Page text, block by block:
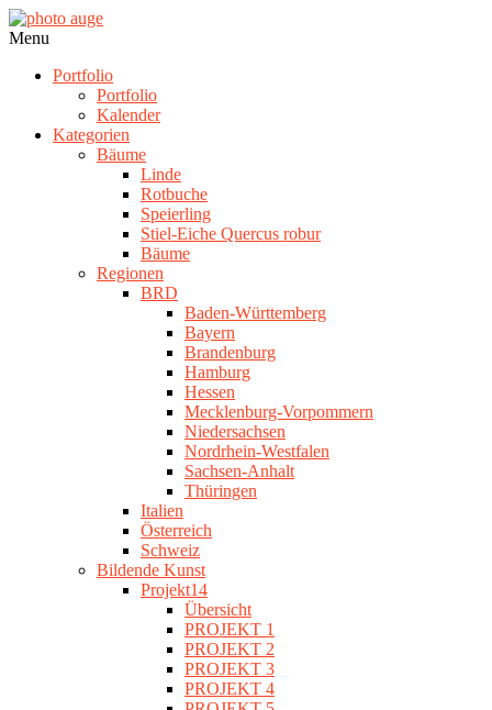
Skip
to
photo
Navigation
Menu
Portfolio
Portfolio
Kalender
Kategorien
Bäume
Linde
Rotbuche
Speierling
Stiel-Eiche Quercus robur
Bäume
Regionen
BRD
Baden-Württemberg
Bayern
Brandenburg
Hamburg
Hessen
Mecklenburg-Vorpommern
Niedersachsen
Nordrhein-Westfalen
Sachsen-Anhalt
Thüringen
Italien
Österreich
Schweiz
Bildende Kunst
Projekt14
Übersicht
PROJEKT 1
PROJEKT 2
PROJEKT 3
PROJEKT 4